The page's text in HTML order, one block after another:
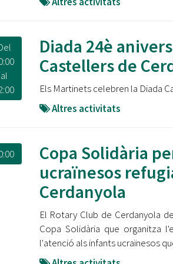
al
Diada 24è
Castellers de
Els Martinets celebren la Diada
Altres activitats
Copa Solidària
ucraïnesos
Cerdanyola
El Rotary Club de Cerdanyola
Copa Solidària que organitza
l'atenció als infants ucraïnesos